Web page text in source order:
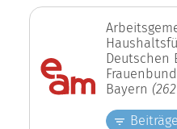
Deutschen
Bayern